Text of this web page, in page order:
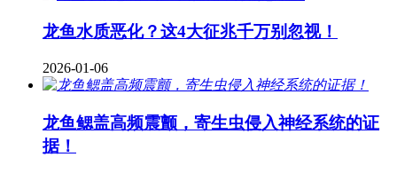
龙鱼水质恶化？这4大征兆千万别忽视！
2026-01-06
龙鱼鳃盖高频震颤，寄生虫侵入神经系统的证
据！